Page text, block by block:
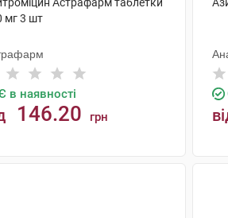
мг 3 шт
в наявності
146.20 грн